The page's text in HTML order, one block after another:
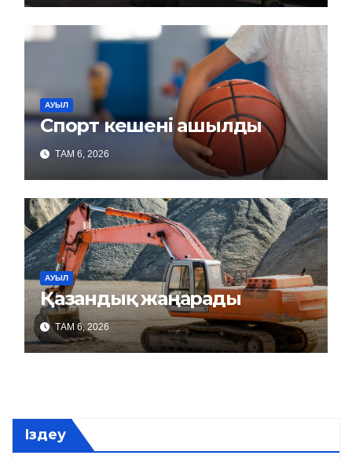
АУЫЛ
Спорт кешені ашылды
ТАМ 6, 2026
АУЫЛ
Қазандық жаңарады
ТАМ 6, 2026
Іздеу